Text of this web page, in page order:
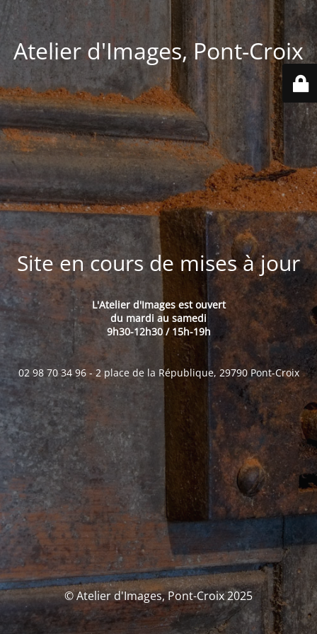
Atelier d'Images, Pont-Croix
Site en cours de mises à jour
L'Atelier d'Images est ouvert
du mardi au samedi
9h30-12h30 / 15h-19h
02 98 70 34 96 - 2 place de la République, 29790 Pont-Croix
© Atelier d'Images, Pont-Croix 2025